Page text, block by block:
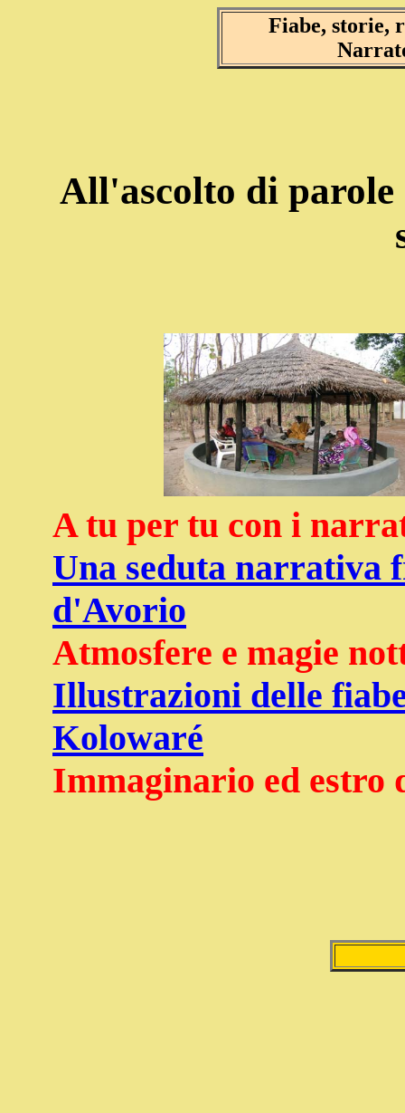
Fiabe, storie,
All'ascolto di
A tu per tu con i
Una seduta narrativa
d'Avorio
Atmosfere e magie
Illustrazioni delle
Kolowaré
Immaginario ed estro